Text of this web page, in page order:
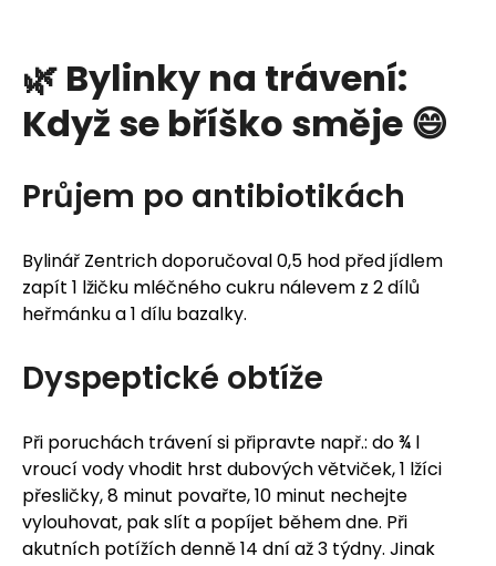
🌿 Bylinky na trávení:
Když se bříško směje 😄
Průjem po antibiotikách
Bylinář Zentrich doporučoval 0,5 hod před jídlem
zapít 1 lžičku mléčného cukru nálevem z 2 dílů
heřmánku a 1 dílu bazalky.
Dyspeptické obtíže
Při poruchách trávení si připravte např.: do ¾ l
vroucí vody vhodit hrst dubových větviček, 1 lžíci
přesličky, 8 minut povařte, 10 minut nechejte
vylouhovat, pak slít a popíjet během dne. Při
akutních potížích denně 14 dní až 3 týdny. Jinak